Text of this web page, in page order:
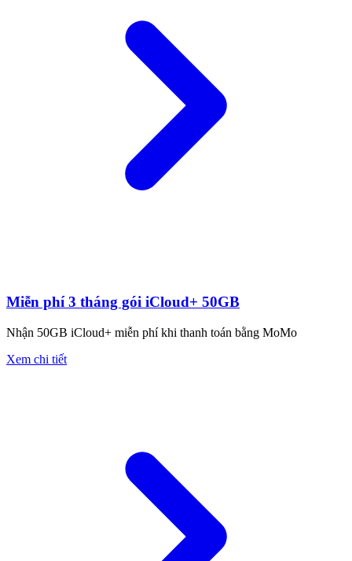
Miễn phí 3 tháng gói iCloud+ 50GB
Nhận 50GB iCloud+ miễn phí khi thanh toán bằng MoMo
Xem chi tiết